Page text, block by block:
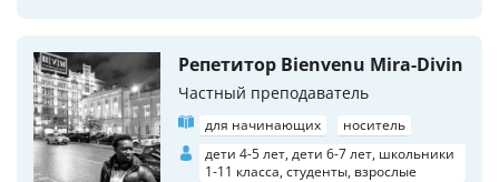
Репетитор Bienvenu Mira-Divin
Частный преподаватель
для начинающих
носитель
дети 4-5 лет, дети 6-7 лет, школьники
1-11 класса, студенты, взрослые